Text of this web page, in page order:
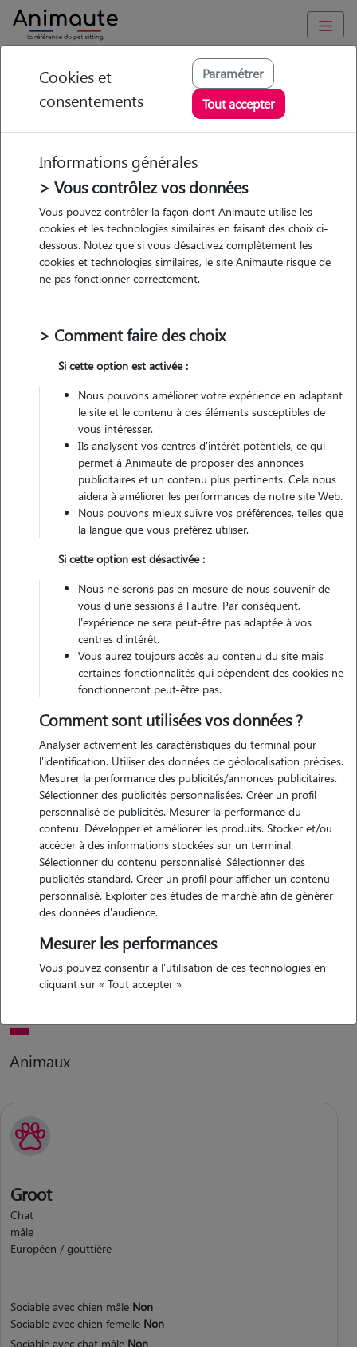
Animaute Normandie Seine-Maritime/Darnétal
Christina - Petsitter à
DARNETAL
• 37 ans
Véhiculé
Contacter
L'envoi d'une demande est sans engagement
Motivation
bonjour je suis disponible afin de permettre a votre animal d'avoir un
peu de compagnie dans la journée. je serais ravie de lui faire des
câlins de le sortir, de m'en occuper. je prendrai soin d'eux comme si
c'était les miens.
Expérience
je n'ai pas d'expérience beaucoup professionnels mais j'ai moins
toujours un bon contact avec les animaux. je suis donc habitué a
Animaux
Groot
Chat
mâle
Européen / gouttière
Sociable avec chien mâle Non
Sociable avec chien femelle Non
Sociable avec chat mâle Non
Cookies et
consentements
Paramétrer
Tout accepter
Informations générales
> Vous contrôlez vos données
Vous pouvez contrôler la façon dont Animaute utilise les
cookies et les technologies similaires en faisant des choix ci-
dessous. Notez que si vous désactivez complètement les
cookies et technologies similaires, le site Animaute risque de
ne pas fonctionner correctement.
> Comment faire des choix
Si cette option est activée :
Nous pouvons améliorer votre expérience en adaptant
le site et le contenu à des éléments susceptibles de
vous intéresser.
Ils analysent vos centres d'intérêt potentiels, ce qui
permet à Animaute de proposer des annonces
publicitaires et un contenu plus pertinents. Cela nous
aidera à améliorer les performances de notre site Web.
Nous pouvons mieux suivre vos préférences, telles que
la langue que vous préférez utiliser.
Si cette option est désactivée :
Nous ne serons pas en mesure de nous souvenir de
vous d'une sessions à l'autre. Par conséquent,
l'expérience ne sera peut-être pas adaptée à vos
centres d'intérêt.
Vous aurez toujours accès au contenu du site mais
certaines fonctionnalités qui dépendent des cookies ne
fonctionneront peut-être pas.
Comment sont utilisées vos données ?
Analyser activement les caractéristiques du terminal pour
l'identification. Utiliser des données de géolocalisation précises.
Mesurer la performance des publicités/annonces publicitaires.
Sélectionner des publicités personnalisées. Créer un profil
personnalisé de publicités. Mesurer la performance du
contenu. Développer et améliorer les produits. Stocker et/ou
accéder à des informations stockées sur un terminal.
Sélectionner du contenu personnalisé. Sélectionner des
publicités standard. Créer un profil pour afficher un contenu
personnalisé. Exploiter des études de marché afin de générer
des données d'audience.
Mesurer les performances
Vous pouvez consentir à l'utilisation de ces technologies en
cliquant sur « Tout accepter »